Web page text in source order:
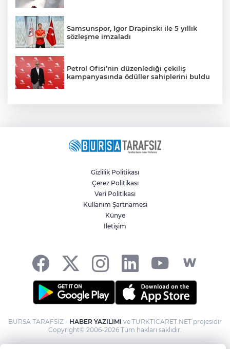
Samsunspor, Igor Drapinski ile 5 yıllık
sözleşme imzaladı
Petrol Ofisi’nin düzenlediği çekiliş
kampanyasında ödüller sahiplerini buldu
Gizlilik Politikası
Çerez Politikası
Veri Politikası
Kullanım Şartnamesi
Künye
İletişim
BURSA TARAFSIZ - HABER YAZILIMI ve TURKTICARET.NET projesidir
Copyright© 2006-2026 Tüm hakları saklıdır.